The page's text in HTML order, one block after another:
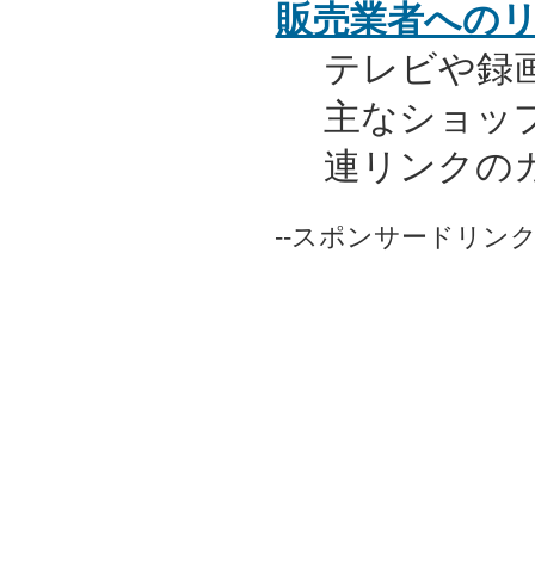
販売業者への
テレビや録
主なショッ
連リンクの
--スポンサードリン